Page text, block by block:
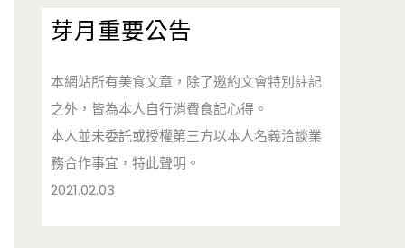
芽月重要公告
本網站所有美食文章，除了邀約文會特別註記
之外，皆為本人自行消費食記心得。
本人並未委託或授權第三方以本人名義洽談業
務合作事宜，特此聲明。
2021.02.03